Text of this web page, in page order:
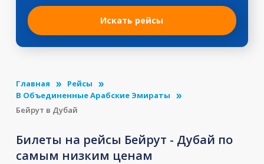
Искать рейсы
Главная
Рейсы
В Объединенные Арабские Эмираты
Бейрут в Дубай
Билеты на рейсы Бейрут - Дубай по
самым низким ценам